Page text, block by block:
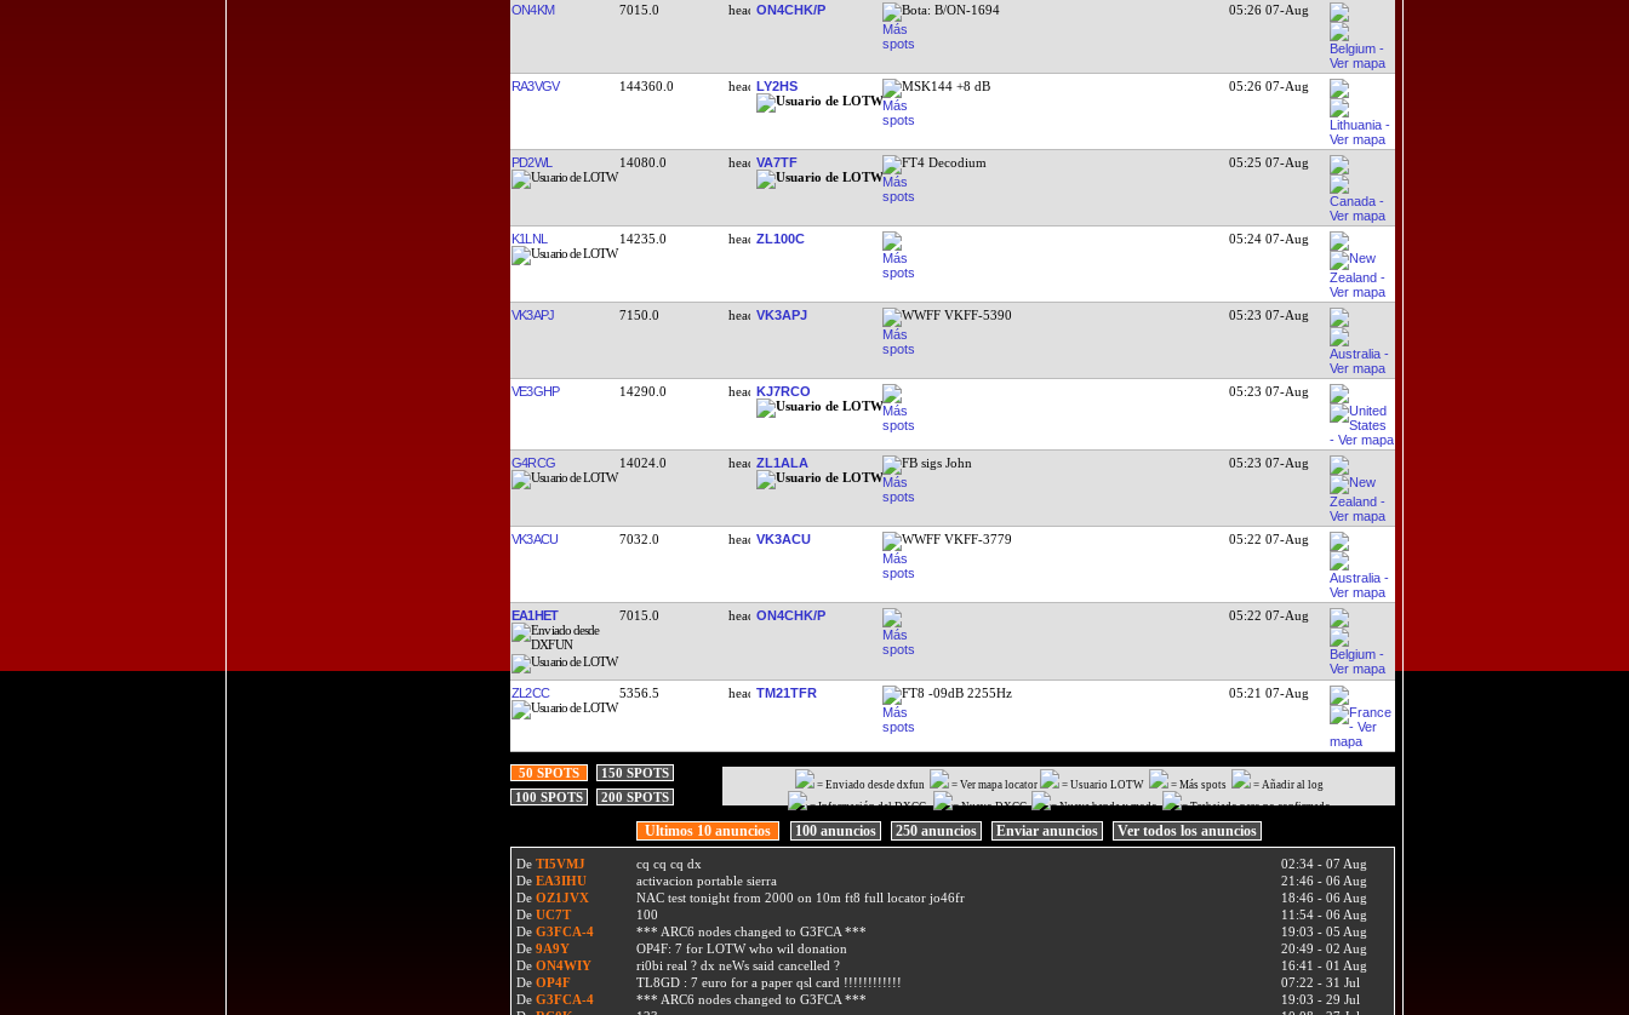
ON4KM 7015.0 ON4CHK/P Bota: B/ON-1694 05:26 07-Aug
RA3VGV 144360.0 LY2HS MSK144 +8 dB 05:26 07-Aug
PD2WL 14080.0 VA7TF FT4 Decodium 05:25 07-Aug
K1LNL 14235.0 ZL100C 05:24 07-Aug
VK3APJ 7150.0 VK3APJ WWFF VKFF-5390 05:23 07-Aug
VE3GHP 14290.0 KJ7RCO 05:23 07-Aug
G4RCG 14024.0 ZL1ALA FB sigs John 05:23 07-Aug
VK3ACU 7032.0 VK3ACU WWFF VKFF-3779 05:22 07-Aug
EA1HET 7015.0 ON4CHK/P 05:22 07-Aug
ZL2CC 5356.5 TM21TFR FT8 -09dB 2255Hz 05:21 07-Aug
50 SPOTS
150 SPOTS
100 SPOTS
200 SPOTS
= Enviado desde dxfun = Ver mapa locator = Usuario LOTW = Más spots
= Añadir al log
= Información del DXCC
= Nuevo DXCC = Nueva banda y modo = Trabajado pero no confirmado
Ultimos 10 anuncios 100 anuncios 250 anuncios Enviar anuncios Ver todos los anuncios
De TI5VMJ cq cq cq dx
02:34 - 07 Aug
De EA3IHU activacion portable sierra
21:46 - 06 Aug
De OZ1JVX NAC test tonight from 2000 on 10m ft8 full locator jo46fr
18:46 - 06 Aug
De UC7T 100
11:54 - 06 Aug
De G3FCA-4 *** ARC6 nodes changed to G3FCA ***
19:03 - 05 Aug
De 9A9Y OP4F: 7 for LOTW who wil donation
20:49 - 02 Aug
De ON4WIY ri0bi real ? dx neWs said cancelled ?
16:41 - 01 Aug
De OP4F TL8GD : 7 euro for a paper qsl card !!!!!!!!!!!!
07:22 - 31 Jul
De G3FCA-4 *** ARC6 nodes changed to G3FCA ***
19:03 - 29 Jul